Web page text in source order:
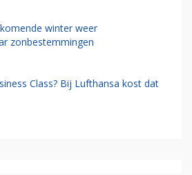
winter weer
zonbestemmingen
Class? Bij Lufthansa kost dat